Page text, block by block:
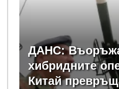
ДАНС:
хибридните
Китай